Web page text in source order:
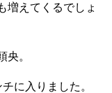
増えてくるでしょ
央。
に入りました。